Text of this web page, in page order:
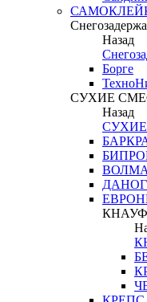
Назад
Борге
СУХИЕ
Назад
ВОЛМА
КНАУФ